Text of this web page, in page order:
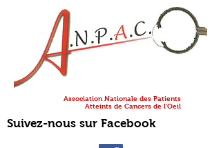
Association Nationale des Patients
Atteints de Cancers de l'Oeil
Suivez-nous sur Facebook